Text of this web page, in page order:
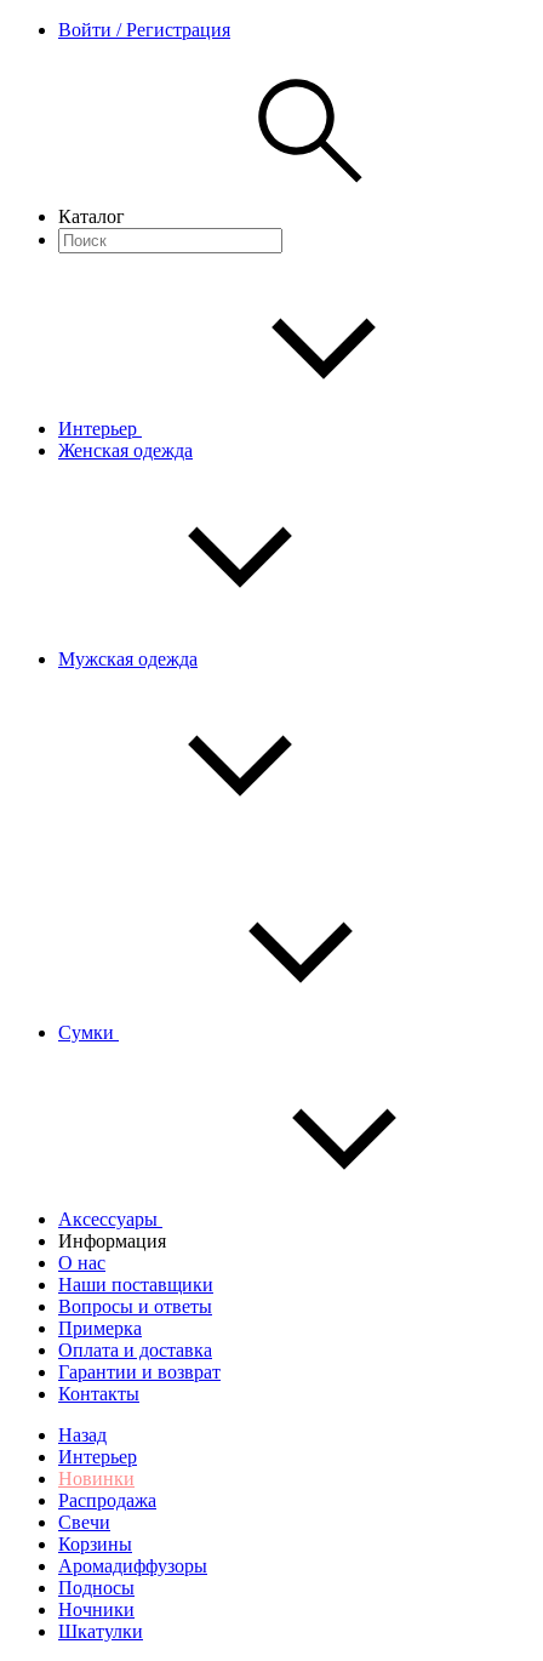
Войти / Регистрация
Каталог
Интерьер
Женская одежда
Мужская одежда
Сумки
Аксессуары
Информация
О нас
Наши поставщики
Вопросы и ответы
Примерка
Оплата и доставка
Гарантии и возврат
Контакты
Назад
Интерьер
Новинки
Распродажа
Свечи
Корзины
Аромадиффузоры
Подносы
Ночники
Шкатулки